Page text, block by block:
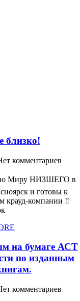
близко!
комментариев
Миру НИЗШЕГО в
и готовы к
крауд-компании ‼️
на бумаге АСТ
по изданным
комментариев